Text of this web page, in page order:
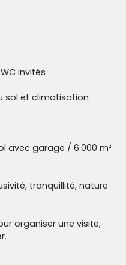
invités
sol et climatisation
avec garage / 6.000 m²
tranquillité, nature
organiser une visite,